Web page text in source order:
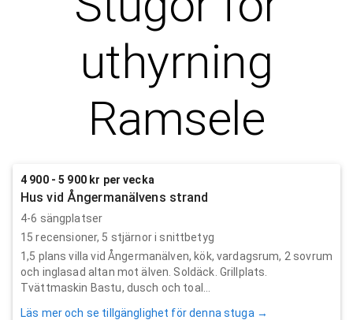
uthyrning
Ramsele
4 900 - 5 900 kr per vecka
Hus vid Ångermanälvens strand
4-6 sängplatser
15 recensioner, 5 stjärnor i snittbetyg
1,5 plans villa vid Ångermanälven, kök, vardagsrum, 2 sovrum
och inglasad altan mot älven. Soldäck. Grillplats.
Tvättmaskin Bastu, dusch och toal...
Läs mer och se tillgänglighet för denna stuga →